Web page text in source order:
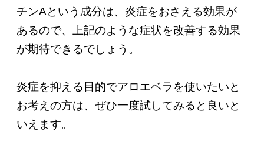
チンAという成分は、炎症をおさえる効果が
あるので、上記のような症状を改善する効果
が期待できるでしょう。
炎症を抑える目的でアロエベラを使いたいと
お考えの方は、ぜひ一度試してみると良いと
いえます。